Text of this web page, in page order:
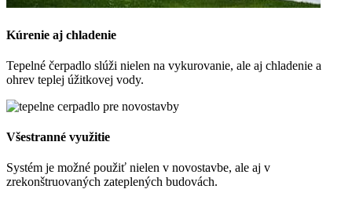
Kúrenie aj chladenie
Tepelné čerpadlo slúži nielen na vykurovanie, ale aj chladenie a
ohrev teplej úžitkovej vody.
Všestranné využitie
Systém je možné použiť nielen v novostavbe, ale aj v
zrekonštruovaných zateplených budovách.